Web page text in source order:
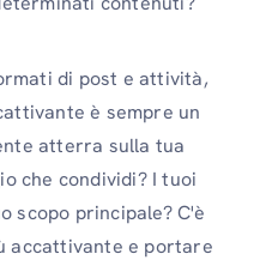
di post e attività,
è sempre un
atterra sulla tua
che condividi? I tuoi
scopo principale? C'è
accattivante e portare